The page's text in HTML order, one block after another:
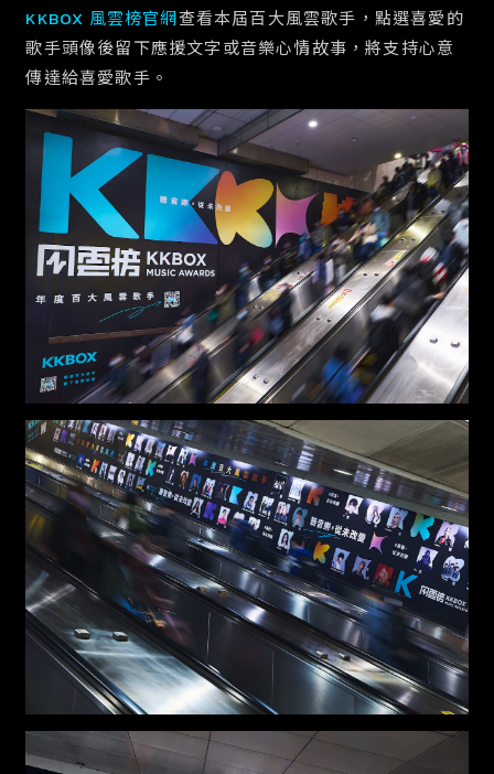
KKBOX 風雲榜官網查看本屆百大風雲歌手，點選喜愛的
歌手頭像後留下應援文字或音樂心情故事，將支持心意
傳達給喜愛歌手。